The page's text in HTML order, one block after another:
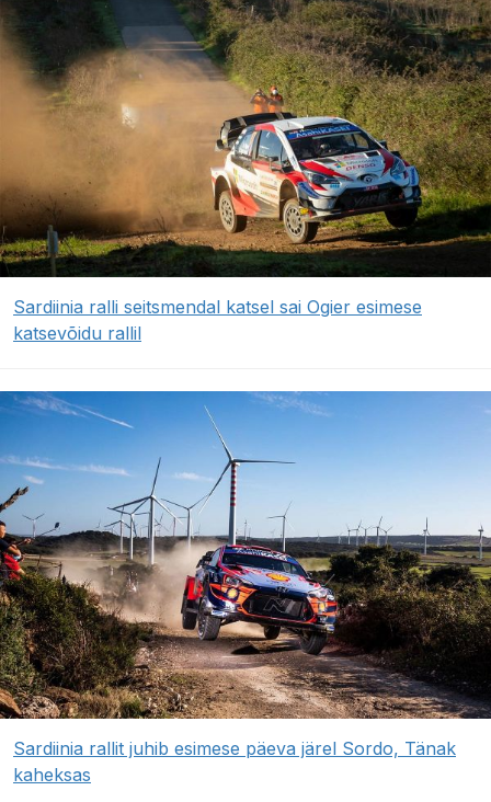
Sardiinia ralli seitsmendal katsel sai Ogier esimese
katsevõidu rallil
Sardiinia rallit juhib esimese päeva järel Sordo, Tänak
kaheksas